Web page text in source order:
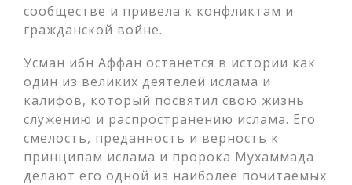
сообществе и привела к конфликтам и
гражданской войне.
Усман ибн Аффан останется в истории как
один из великих деятелей ислама и
калифов, который посвятил свою жизнь
служению и распространению ислама. Его
смелость, преданность и верность к
принципам ислама и пророка Мухаммада
делают его одной из наиболее почитаемых